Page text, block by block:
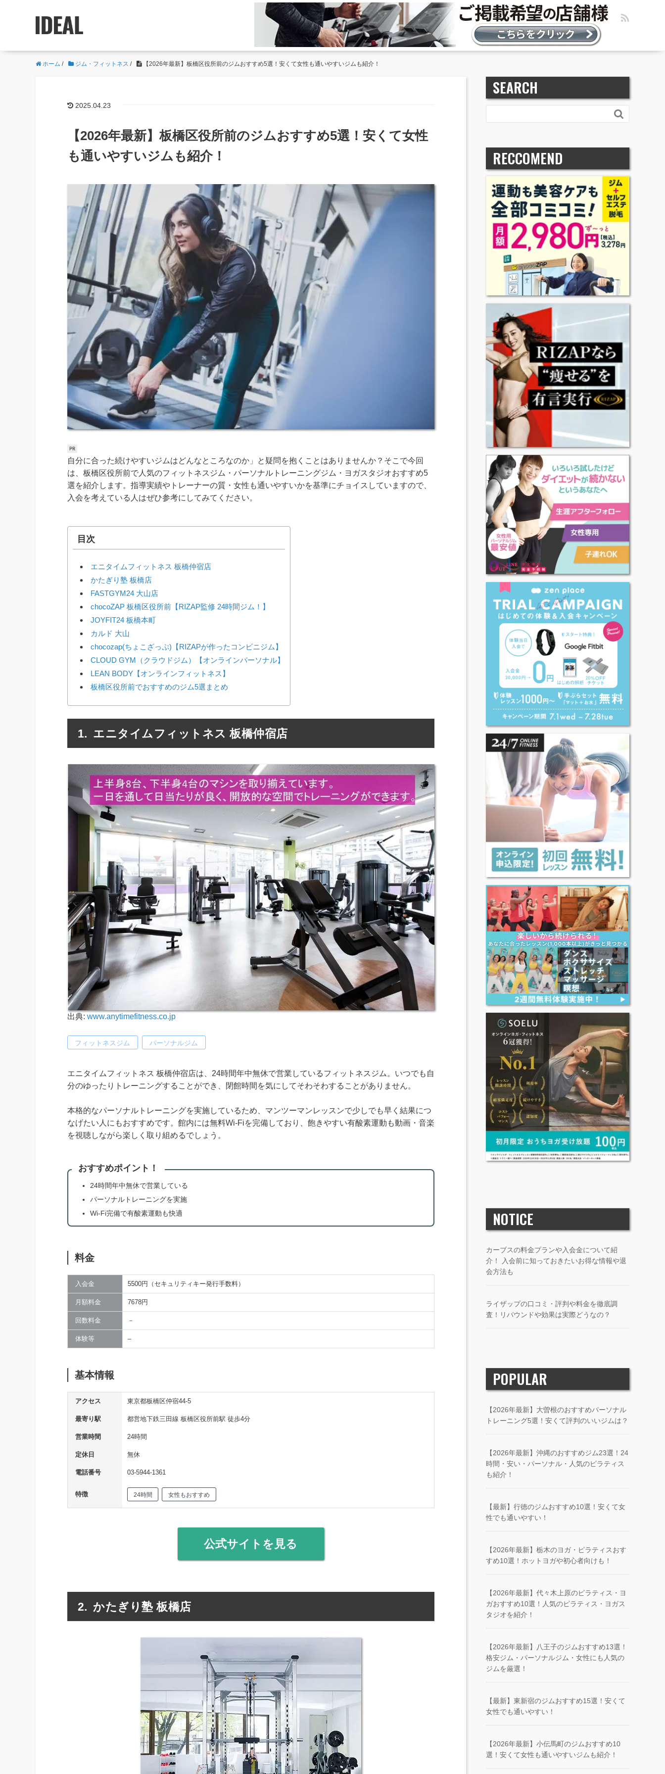
ホーム / ジム・フィットネス / 【2026年最新】板橋区役所前のジムおすすめ5選！安くて女性も通いやすいジムも紹介！
2025.04.23
【2026年最新】板橋区役所前のジムおすすめ5選！安くて女性
も通いやすいジムも紹介！
自分に合った続けやすいジムはどんなところなのか」と疑問を抱くことはありませんか？そこで今回
は、板橋区役所前で人気のフィットネスジム・パーソナルトレーニングジム・ヨガスタジオおすすめ5
選を紹介します。指導実績やトレーナーの質・女性も通いやすいかを基準にチョイスしていますので、
入会を考えている人はぜひ参考にしてみてください。
目次
エニタイムフィットネス 板橋仲宿店
かたぎり塾 板橋店
FASTGYM24 大山店
chocoZAP 板橋区役所前【RIZAP監修 24時間ジム！】
JOYFIT24 板橋本町
カルド 大山
chocozap(ちょこざっぷ)【RIZAPが作ったコンビニジム】
CLOUD GYM（クラウドジム）【オンラインパーソナル】
LEAN BODY【オンラインフィットネス】
板橋区役所前でおすすめのジム5選まとめ
エニタイムフィットネス 板橋仲宿店
出典: www.anytimefitness.co.jp
フィットネスジム パーソナルジム
エニタイムフィットネス 板橋仲宿店は、24時間年中無休で営業しているフィットネスジム。いつでも自
分のゆったりトレーニングすることができ、閉館時間を気にしてそわそわすることがありません。
本格的なパーソナルトレーニングを実施しているため、マンツーマンレッスンで少しでも早く結果につ
なげたい人にもおすすめです。館内には無料Wi-Fiを完備しており、飽きやすい有酸素運動も動画・音楽
を視聴しながら楽しく取り組めるでしょう。
おすすめポイント！
24時間年中無休で営業している
パーソナルトレーニングを実施
Wi-Fi完備で有酸素運動も快適
料金
入会金 5500円（セキュリティキー発行手数料）
月額料金 7678円
回数料金 －
体験等 –
基本情報
アクセス 東京都板橋区仲宿44-5
最寄り駅 都営地下鉄三田線 板橋区役所前駅 徒歩4分
営業時間 24時間
定休日 無休
電話番号 03-5944-1361
特徴 24時間 女性もおすすめ
公式サイトを見る
かたぎり塾 板橋店
SEARCH

RECCOMEND
NOTICE
カーブスの料金プランや入会金について紹
介！ 入会前に知っておきたいお得な情報や退
会方法も
ライザップの口コミ・評判や料金を徹底調
査！リバウンドや効果は実際どうなの？
POPULAR
【2026年最新】大曽根のおすすめパーソナル
トレーニング5選！安くて評判のいいジムは？
【2026年最新】沖縄のおすすめジム23選！24
時間・安い・パーソナル・人気のピラティス
も紹介！
【最新】行徳のジムおすすめ10選！安くて女
性でも通いやすい！
【2026年最新】栃木のヨガ・ピラティスおす
すめ10選！ホットヨガや初心者向けも！
【2026年最新】代々木上原のピラティス・ヨ
ガおすすめ10選！人気のピラティス・ヨガス
タジオを紹介！
【2026年最新】八王子のジムおすすめ13選！
格安ジム・パーソナルジム・女性にも人気の
ジムを厳選！
【最新】東新宿のジムおすすめ15選！安くて
女性でも通いやすい！
【2026年最新】小伝馬町のジムおすすめ10
選！安くて女性も通いやすいジムも紹介！